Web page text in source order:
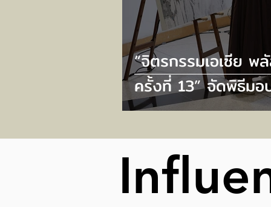
“จิตรกรรมเอเซีย พ
ครั้งที่ 13” จัดพิธีมอ
รางวัล และเปิดนิทร
ณ หอศิลปวัฒนธรร
กรุงเทพมหานคร